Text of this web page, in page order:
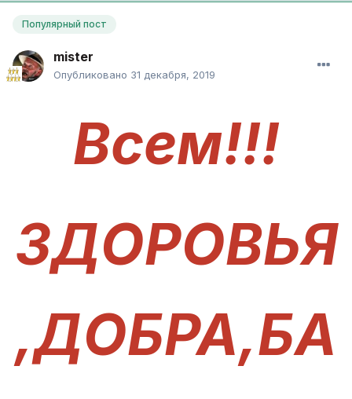
Популярный пост
mister
Опубликовано 31 декабря, 2019
Всем!!!
ЗДОРОВЬЯ
,ДОБРА,БА